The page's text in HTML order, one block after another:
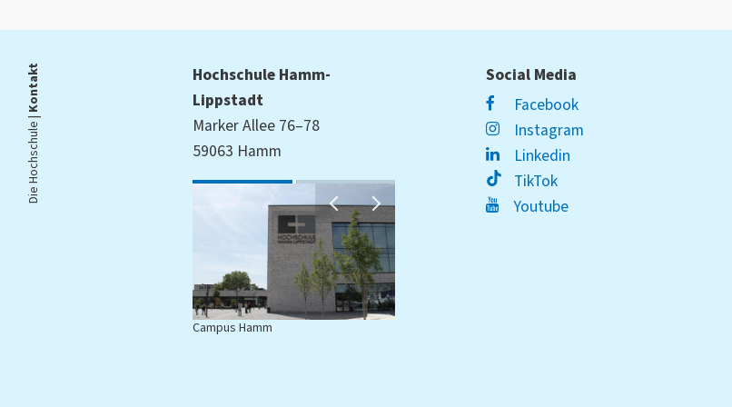
Die Hochschule |
Kontakt
Hochschule Hamm-
Lippstadt
Marker Allee 76–78
59063 Hamm
Campus Hamm
Social Media
Facebook
Instagram
Linkedin
TikTok
Youtube